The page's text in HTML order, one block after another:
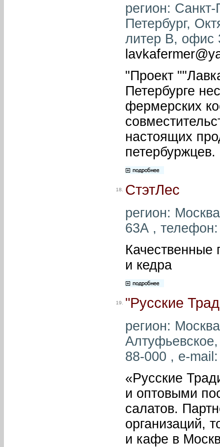
регион:
Петербург,
литер В, офис
"Проект
Петербурге
фермерских
настоящих
18. СтэтЛес
регион:
63А ,
Качественные
и кедра
19. "Русские
регион:
88-000 , e-
«Русские
и оптовыми
салатов.
организаций,
и кафе в